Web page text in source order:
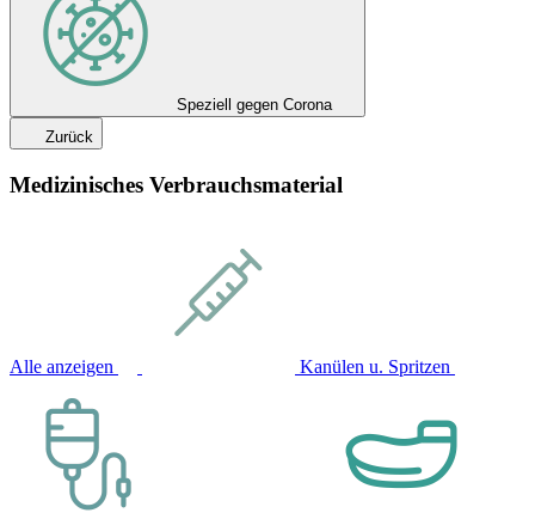
Speziell gegen Corona
Zurück
Medizinisches Verbrauchsmaterial
Alle anzeigen Kanülen u. Spritzen